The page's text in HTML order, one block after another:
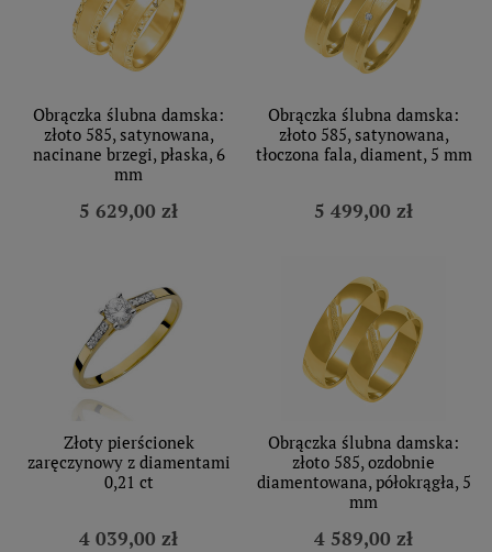
Obrączka ślubna damska:
złoto 585, satynowana,
nacinane brzegi, płaska, 6
mm
5 629,00 zł
Obrączka ślubna damska:
złoto 585, satynowana,
tłoczona fala, diament, 5 mm
5 499,00 zł
Złoty pierścionek
zaręczynowy z diamentami
0,21 ct
4 039,00 zł
Obrączka ślubna damska:
złoto 585, ozdobnie
diamentowana, półokrągła, 5
mm
4 589,00 zł